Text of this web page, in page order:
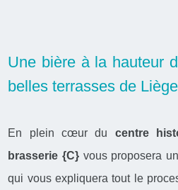
Une bière à la hauteur
belles terrasses de Liège
En plein cœur du centre
brasserie {C}vous proposera
qui vous expliquera tout le